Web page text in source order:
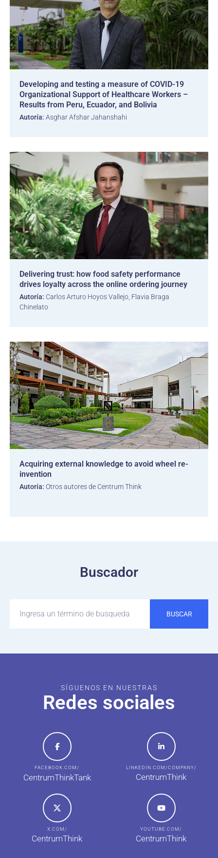
Developing and testing a measure of COVID-19
Organizational Support of Healthcare Workers –
Results from Peru, Ecuador, and Bolivia
Autoría: Asghar Afshar Jahanshahi
Delivering trust: how food safety performance
drives loyalty across the online ordering journey
Autoría: Carlos Arturo Hoyos Vallejo, Flavia Braga
Chinelato
Acquiring external knowledge to avoid wheel re-
invention
Autoría: Otros autores de Centrum Think
Buscador
BUSCAR
SÍGUENOS EN NUESTRAS
Redes sociales
FACEBOOK.COM/
CentrumThinkTank
LINKEDIN.COM/COMPANY/
CentrumThink
X.COM/
CentrumThink
YOUTUBE.COM/
CentrumThink